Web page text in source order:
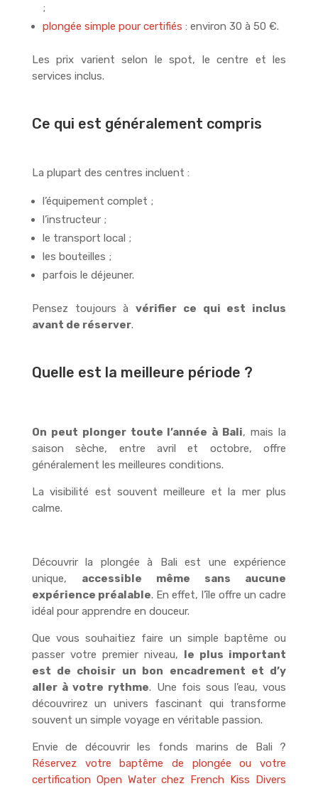
;
plongée simple pour certifiés : environ 30 à 50 €.
Les prix varient selon le spot, le centre et les
services inclus.
Ce qui est généralement compris
La plupart des centres incluent :
l’équipement complet ;
l’instructeur ;
le transport local ;
les bouteilles ;
parfois le déjeuner.
Pensez toujours àvérifier ce qui est inclus
avant de réserver.
Quelle est la meilleure période ?
On peut plonger toute l’année à Bali, mais la
saison sèche, entre avril et octobre, offre
généralement les meilleures conditions.
La visibilité est souvent meilleure et la mer plus
calme.
Découvrir la plongée à Bali est une expérience
unique, accessible même sans aucune
expérience préalable. En effet, l’île offre un cadre
idéal pour apprendre en douceur.
Que vous souhaitiez faire un simple baptême ou
passer votre premier niveau, le plus important
est de choisir un bon encadrement et d’y
aller à votre rythme. Une fois sous l’eau, vous
découvrirez un univers fascinant qui transforme
souvent un simple voyage en véritable passion.
Envie de découvrir les fonds marins de Bali ?
Réservez votre baptême de plongée ou votre
certification Open Water chez French Kiss Divers